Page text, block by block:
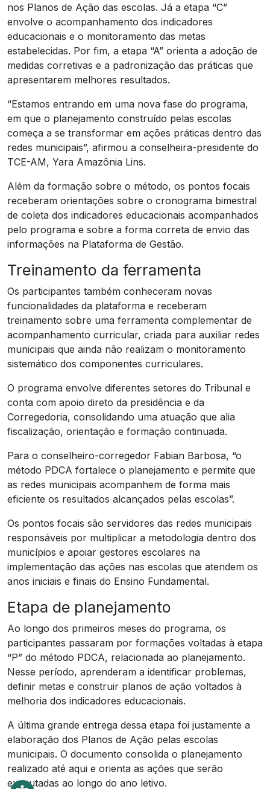
nos Planos de Ação das escolas. Já a etapa “C”
envolve o acompanhamento dos indicadores
educacionais e o monitoramento das metas
estabelecidas. Por fim, a etapa “A” orienta a adoção de
medidas corretivas e a padronização das práticas que
apresentarem melhores resultados.
“Estamos entrando em uma nova fase do programa,
em que o planejamento construído pelas escolas
começa a se transformar em ações práticas dentro das
redes municipais”, afirmou a conselheira-presidente do
TCE-AM, Yara Amazônia Lins.
Além da formação sobre o método, os pontos focais
receberam orientações sobre o cronograma bimestral
de coleta dos indicadores educacionais acompanhados
pelo programa e sobre a forma correta de envio das
informações na Plataforma de Gestão.
Treinamento da ferramenta
Os participantes também conheceram novas
funcionalidades da plataforma e receberam
treinamento sobre uma ferramenta complementar de
acompanhamento curricular, criada para auxiliar redes
municipais que ainda não realizam o monitoramento
sistemático dos componentes curriculares.
O programa envolve diferentes setores do Tribunal e
conta com apoio direto da presidência e da
Corregedoria, consolidando uma atuação que alia
fiscalização, orientação e formação continuada.
Para o conselheiro-corregedor Fabian Barbosa, “o
método PDCA fortalece o planejamento e permite que
as redes municipais acompanhem de forma mais
eficiente os resultados alcançados pelas escolas”.
Os pontos focais são servidores das redes municipais
responsáveis por multiplicar a metodologia dentro dos
municípios e apoiar gestores escolares na
implementação das ações nas escolas que atendem os
anos iniciais e finais do Ensino Fundamental.
Etapa de planejamento
Ao longo dos primeiros meses do programa, os
participantes passaram por formações voltadas à etapa
“P” do método PDCA, relacionada ao planejamento.
Nesse período, aprenderam a identificar problemas,
definir metas e construir planos de ação voltados à
melhoria dos indicadores educacionais.
A última grande entrega dessa etapa foi justamente a
elaboração dos Planos de Ação pelas escolas
municipais. O documento consolida o planejamento
realizado até aqui e orienta as ações que serão
executadas ao longo do ano letivo.